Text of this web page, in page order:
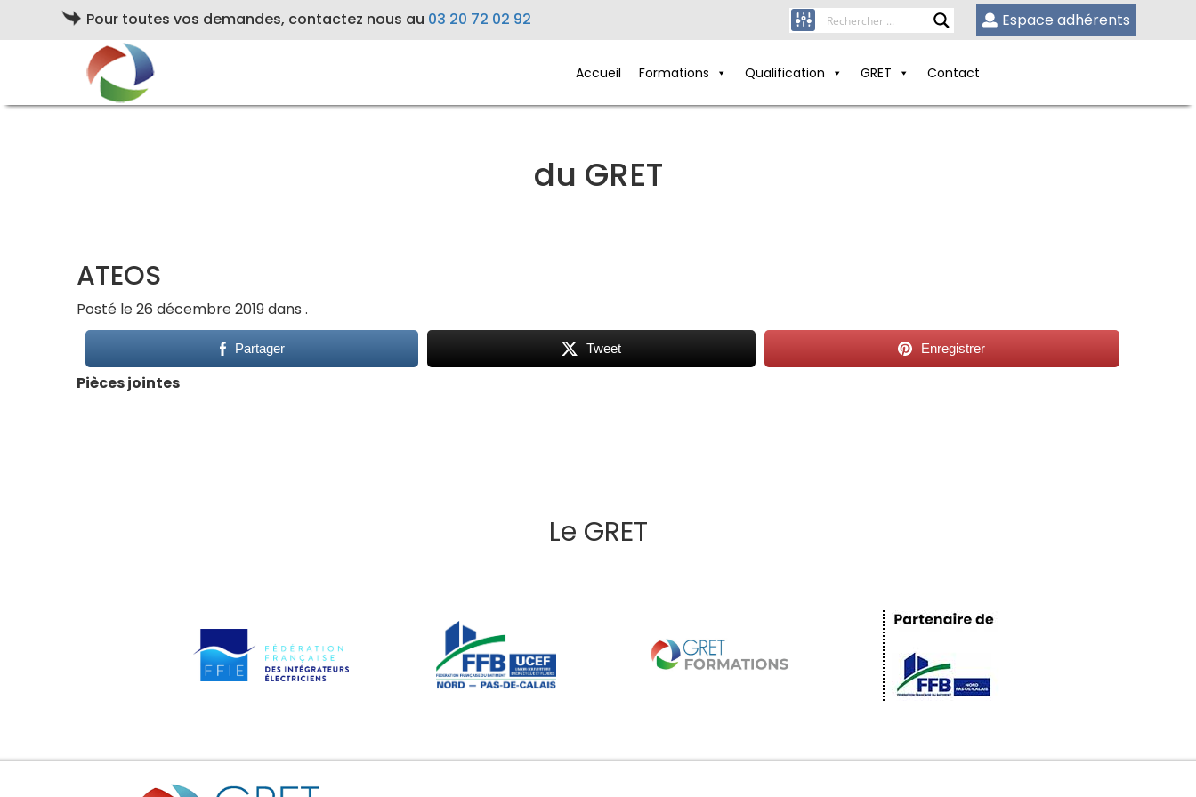
Pour toutes vos demandes, contactez nous au 03 20 72 02 92 Espace adhérents
Accueil Formations Qualification GRET Contact
du GRET
ATEOS
Posté le 26 décembre 2019 dans .
Partager Tweet Enregistrer
Pièces jointes
Le GRET